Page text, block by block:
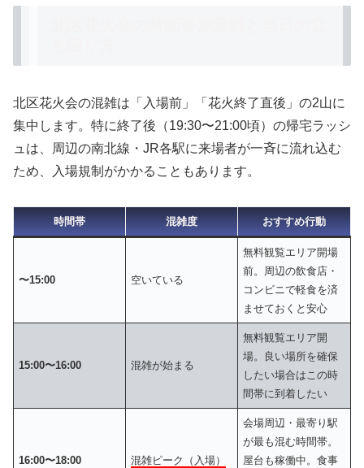
北区花火会の混雑は「入場前」「花火終了直後」の2山に
集中します。特に終了後（19:30〜21:00頃）の帰宅ラッシ
ュは、周辺の南北線・JR各駅に来場者が一斉に流れ込む
ため、入場規制がかかることもあります。
時間帯 混雑度 おすすめ行動
〜15:00 空いている
無料観覧エリア開場
前。周辺の飲食店・
コンビニで軽食を済
ませておくと安心
15:00〜16:00 混雑が始まる
無料観覧エリア開
場。良い場所を確保
したい場合はこの時
間帯に到着したい
16:00〜18:00 混雑ピーク（入場）
会場周辺・最寄り駅
が最も混む時間帯。
屋台も稼働中。食事